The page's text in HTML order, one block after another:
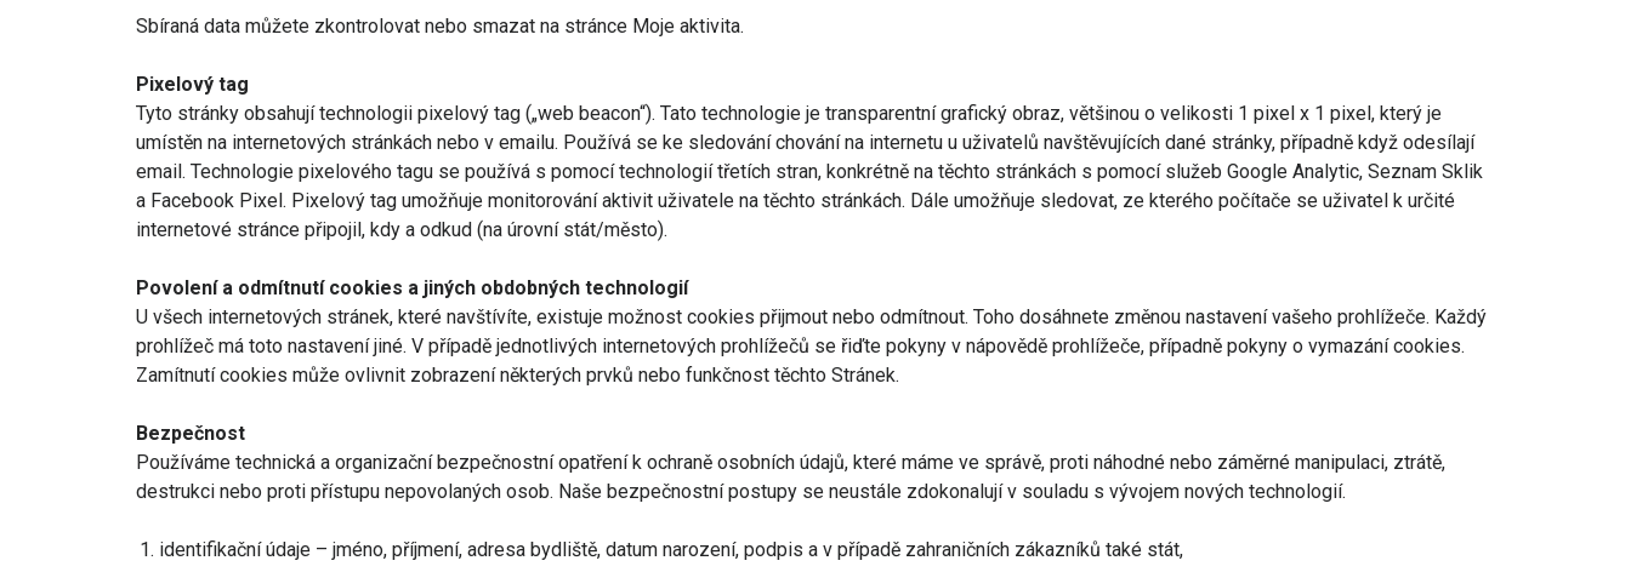
Sbíraná data můžete zkontrolovat nebo smazat na stránce Moje aktivita.
Pixelový tag
Tyto stránky obsahují technologii pixelový tag („web beacon“). Tato technologie je transparentní grafický obraz, většinou o velikosti 1 pixel x 1 pixel, který je
umístěn na internetových stránkách nebo v emailu. Používá se ke sledování chování na internetu u uživatelů navštěvujících dané stránky, případně když odesílají
email. Technologie pixelového tagu se používá s pomocí technologií třetích stran, konkrétně na těchto stránkách s pomocí služeb Google Analytic, Seznam Sklik
a Facebook Pixel. Pixelový tag umožňuje monitorování aktivit uživatele na těchto stránkách. Dále umožňuje sledovat, ze kterého počítače se uživatel k určité
internetové stránce připojil, kdy a odkud (na úrovní stát/město).
Povolení a odmítnutí cookies a jiných obdobných technologií
U všech internetových stránek, které navštívíte, existuje možnost cookies přijmout nebo odmítnout. Toho dosáhnete změnou nastavení vašeho prohlížeče. Každý
prohlížeč má toto nastavení jiné. V případě jednotlivých internetových prohlížečů se řiďte pokyny v nápovědě prohlížeče, případně pokyny o vymazání cookies.
Zamítnutí cookies může ovlivnit zobrazení některých prvků nebo funkčnost těchto Stránek.
Bezpečnost
Používáme technická a organizační bezpečnostní opatření k ochraně osobních údajů, které máme ve správě, proti náhodné nebo záměrné manipulaci, ztrátě,
destrukci nebo proti přístupu nepovolaných osob. Naše bezpečnostní postupy se neustále zdokonalují v souladu s vývojem nových technologií.
identifikační údaje – jméno, příjmení, adresa bydliště, datum narození, podpis a v případě zahraničních zákazníků také stát,